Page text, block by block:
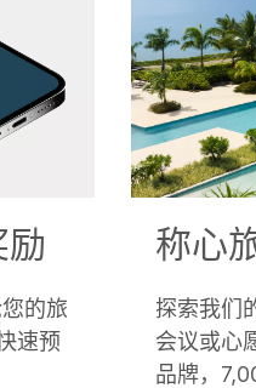
的旅
速预
称心
探索我们
会议或心
品牌，